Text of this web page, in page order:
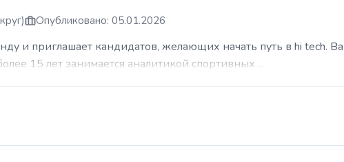
Опубликовано: 05.01.2026
и приглашает кандидатов, желающих начать путь в hi tech.
15 лет занимается аналитикой спортивных ...